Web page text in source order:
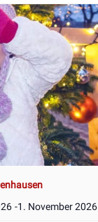
-1. November 2026